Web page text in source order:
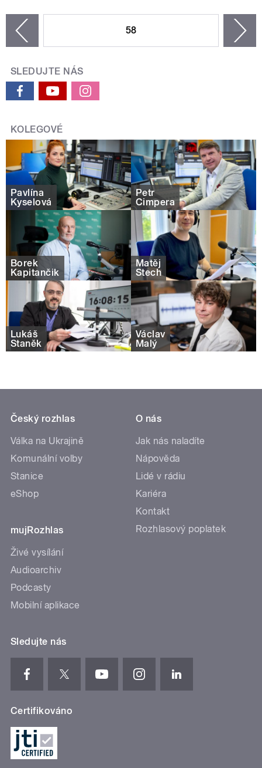
58
SLEDUJTE NÁS
KOLEGOVÉ
Pavlína
Kyselová
Petr
Čimpera
Borek
Kapitančik
Matěj
Štech
Lukáš
Staněk
Václav
Malý
Český rozhlas
Válka na Ukrajině
Komunální volby
Stanice
eShop
mujRozhlas
Živé vysílání
Audioarchiv
Podcasty
Mobilní aplikace
O nás
Jak nás naladíte
Nápověda
Lidé v rádiu
Kariéra
Kontakt
Rozhlasový poplatek
Sledujte nás
Certifikováno